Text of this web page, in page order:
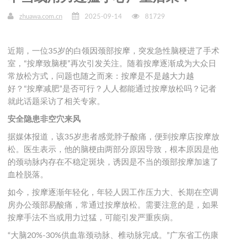
zhuawa.com.cn 2025-09-14 81729
近期，一位35岁的白领因颈部按摩，突发急性脑梗进了手术
室，“按摩致脑梗”再次引发关注。随着按摩逐渐成为大众日
常放松方式，问题也随之而来：按摩是不是越大力越
好？“按摩减肥”是否可行？人人都能通过按摩放松吗？记者
就此话题采访了相关专家。
安全隐患非空穴来风
据媒体报道，该35岁患者感觉脖子酸痛，便到按摩店按摩放
松。医生表示，他的脑梗由两部分原因导致，根本原因是他
的颈动脉内存在不稳定斑块，诱因是不当的颈部按摩加速了
血栓脱落。
如今，按摩逐渐年轻化，年轻人因工作压力大、长期在空调
房办公颈部易酸痛，常通过按摩放松。需要注意的是，如果
按摩手法不当或用力过猛，可能引发严重疾病。
“大脑20%-30%供血靠颈动脉、椎动脉完成。”广东省工伤康